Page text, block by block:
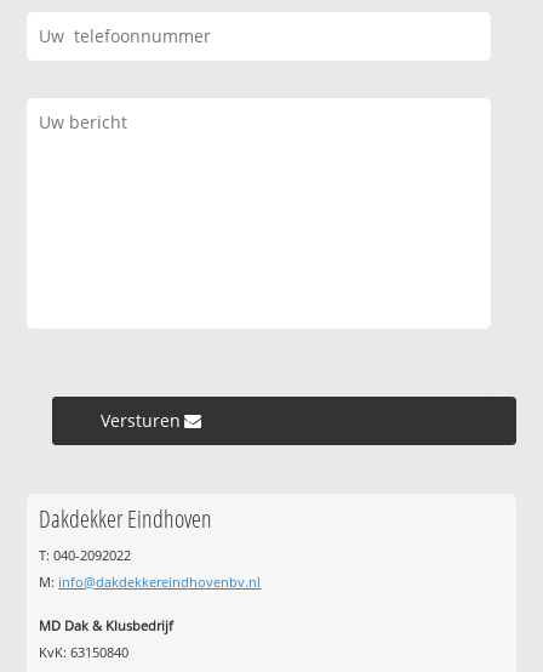
Versturen »
Dakdekker Eindhoven
T: 040-2092022
M: info@dakdekkereindhovenbv.nl
MD Dak & Klusbedrijf
KvK: 63150840